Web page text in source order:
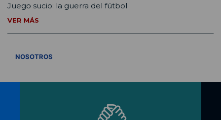
Juego sucio: la guerra del fútbol
VER MÁS
NOSOTROS